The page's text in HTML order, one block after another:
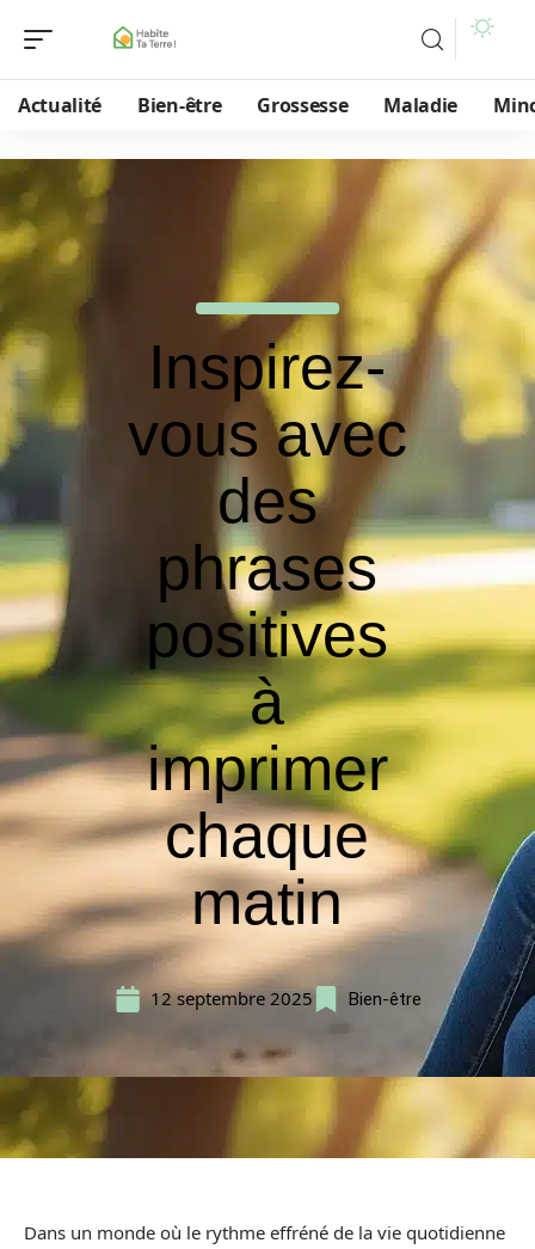
Actualité Bien-être Grossesse Maladie
Inspirez-
vous avec
des
phrases
positives
à
imprimer
chaque
matin
12 septembre 2025 Bien-être
Dans un monde où le rythme effréné de la vie quotidienne